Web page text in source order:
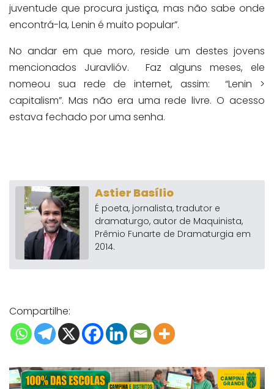
juventude que procura justiça, mas não sabe onde
encontrá-la, Lenin é muito popular”.
No andar em que moro, reside um destes jovens
mencionados Juravlióv. Faz alguns meses, ele
nomeou sua rede de internet, assim: “Lenin >
capitalism”. Mas não era uma rede livre. O acesso
estava fechado por uma senha.
Astier Basílio
É poeta, jornalista, tradutor e
dramaturgo, autor de Maquinista,
Prêmio Funarte de Dramaturgia em
2014.
Compartilhe: